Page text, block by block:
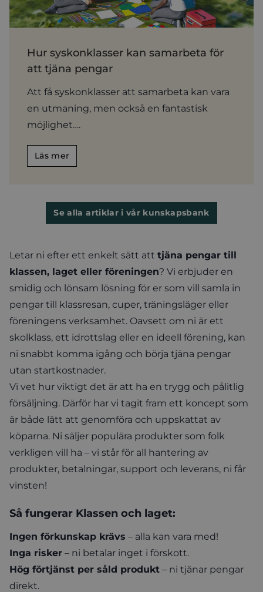
Hur syskonklasser kan samarbeta för
att tjäna pengar
Att få syskonklasser att samarbeta kan vara
en utmaning, men också en fantastisk
möjlighet….
Läs mer
Se alla artiklar i vår kunskapsbank
Letar ni efter ett enkelt sätt att tjäna pengar till
klassen, laget eller föreningen? Vi erbjuder en
smidig och lönsam lösning för er som vill samla in
pengar till klassresan, cuper, träningsläger eller
föreningens verksamhet. Oavsett om ni är ett
skolklass, ett idrottslag eller en ideell förening, kan
ni snabbt komma igång och börja tjäna pengar
utan startkostnader.
Vi vet hur viktigt det är att ha en trygg och pålitlig
försäljning. Därför har vi tagit fram ett koncept som
är både lätt att genomföra och uppskattat av
köparna. Ni säljer populära produkter som folk
verkligen vill ha – vi står för all hantering av
produkter, betalningar, support och leverans, ni får
vinsten!
Så fungerar Klassen och laget:
Ingen förkunskap krävs – alla kan vara med!
Inga risker – ni betalar inget i förskott.
Hög förtjänst per såld produkt – ni tjänar pengar
direkt.